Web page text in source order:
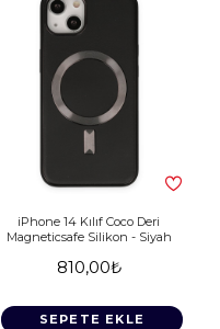
iPhone 14 Kılıf Coco Deri
Magneticsafe Silikon - Siyah
810,00₺
SEPETE EKLE